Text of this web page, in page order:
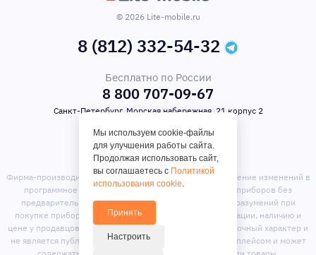
© 2026 Lite-mobile.ru
8 (812) 332-54-32
Бесплатно по России
8 800 707-09-67
Санкт-Петербург, Морская набережная, 21 корпус 2
Фирма-производитель оставляет за собой право на внесение изменений в
программное обеспечение, дизайн и комплектацию приборов без
предварительного уведомления. Во избежание недоразумений при
покупке приборов уточняйте информацию о комплектации, наличию и
цене у продавцов. Вся информация на сайте носит справочный характер и
не является публичной офертой. Сайт является маркет-плейсом и может
Мы используем cookie-файлы
для улучшения работы сайта.
Продолжая использовать сайт,
вы соглашаетесь с Политикой
использования cookie.
Принять
Настроить